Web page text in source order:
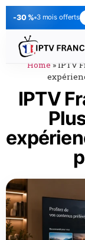
-30 % 3 mois offerts
Home »IPTV
IPTV